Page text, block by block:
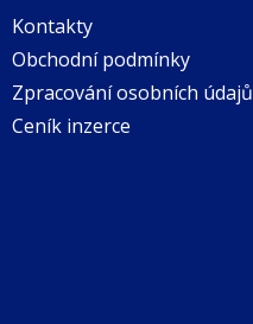
Kontakty
Obchodní podmínky
Zpracování osobních údajů
Ceník inzerce